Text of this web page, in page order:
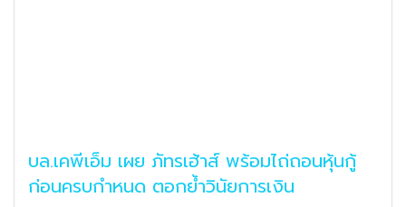
บล.เคพีเอ็ม เผย ภัทรเฮ้าส์ พร้อมไถ่ถอนหุ้นกู้
ก่อนครบกำหนด ตอกย้ำวินัยการเงิน